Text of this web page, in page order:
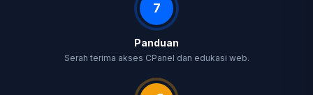
7
Panduan
Serah terima akses CPanel dan edukasi web.